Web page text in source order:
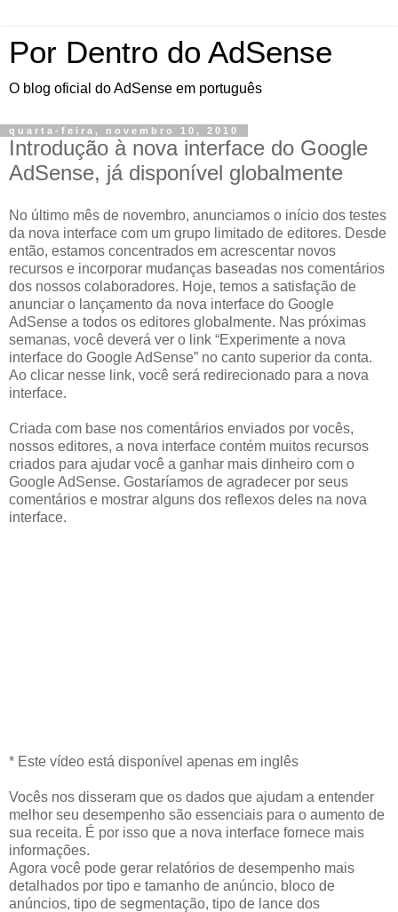
Por Dentro do AdSense
O blog oficial do AdSense em português
quarta-feira, novembro 10, 2010
Introdução à nova interface do Google
AdSense, já disponível globalmente
No último mês de novembro, anunciamos o início dos testes
da nova interface com um grupo limitado de editores. Desde
então, estamos concentrados em acrescentar novos
recursos e incorporar mudanças baseadas nos comentários
dos nossos colaboradores. Hoje, temos a satisfação de
anunciar o lançamento da nova interface do Google
AdSense a todos os editores globalmente. Nas próximas
semanas, você deverá ver o link “Experimente a nova
interface do Google AdSense” no canto superior da conta.
Ao clicar nesse link, você será redirecionado para a nova
interface.
Criada com base nos comentários enviados por vocês,
nossos editores, a nova interface contém muitos recursos
criados para ajudar você a ganhar mais dinheiro com o
Google AdSense. Gostaríamos de agradecer por seus
comentários e mostrar alguns dos reflexos deles na nova
interface.
* Este vídeo está disponível apenas em inglês
Vocês nos disseram que os dados que ajudam a entender
melhor seu desempenho são essenciais para o aumento de
sua receita. É por isso que a nova interface fornece mais
informações.
Agora você pode gerar relatórios de desempenho mais
detalhados por tipo e tamanho de anúncio, bloco de
anúncios, tipo de segmentação, tipo de lance dos